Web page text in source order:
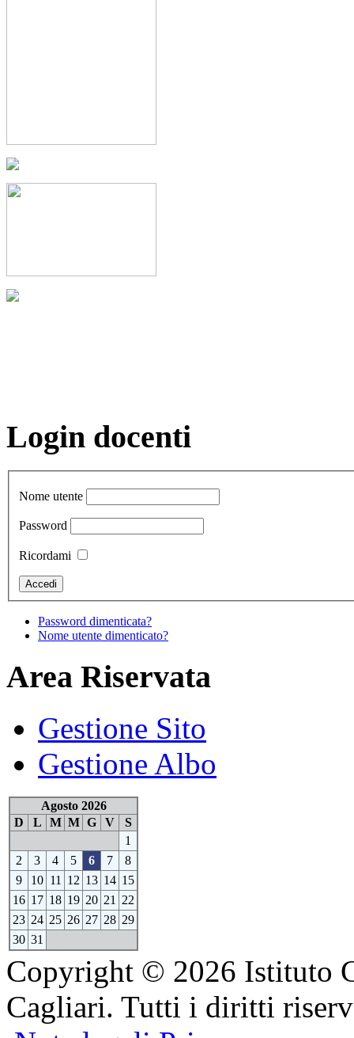
Login docenti
Nome utente
Password
Ricordami
Password dimenticata?
Nome utente dimenticato?
Area Riservata
Gestione Sito
Gestione Albo
Agosto 2026
D
L M M G V
S
1
2
3 4 5 6 7
8
9
10 11 12 13 14 15
16 17 18 19 20 21
22
23 24 25 26 27 28 29
30 31
Copyright © 2026 Istituto
Cagliari. Tutti i diritti